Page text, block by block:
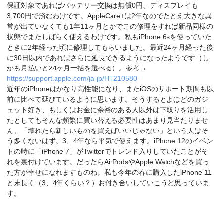
保証対象であればバッテリー交換は無償0円、ディスプレイも
3,700円で済むわけです。AppleCare+は2年なのでたとえ大きな異
常が出ていなくても1年11ヶ月とかでこの修理をすれば新品同様の
状態でまたしばらく使えるわけです。私もiPhone 6sを使っていた
ときに2年経った頃に修理してもらいました。最近24ヶ月経った後
に30日以内であればさらに延長できるようになったようです（し
かも月払いと24ヶ月一括を選べる）。参考→
https://support.apple.com/ja-jp/HT210580
近年のiPhoneはかなり高性能になり、またiOSのサポート期間も以
前に比べて延びているように思います。そうするとよほどのガジ
ェット好き、もしくはお金に余裕のある人以外は下取りを活用し
たとしてもそんな頻繁に買い替える必要性はあまり見当たりませ
ん。「壊れたら新しいものを買えばいいじゃない」という人はそ
う多くないはず。3、4年なら平気で使えます。iPhone 12のイベン
トの時に「iPhone 7」がTwitterでトレンド入りしていたことがそ
れを裏付けています。だったらAirPodsやApple Watchなどを買っ
た方が幸せになれますものね。私も今年の春に購入したiPhone 11
と末長く（3、4年くらい？）お付き合いしていこうと思っていま
す。